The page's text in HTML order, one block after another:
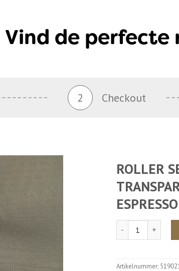
Vind de
2 Checkout
ROLLER
ESPRESSO
Artikelnummer: